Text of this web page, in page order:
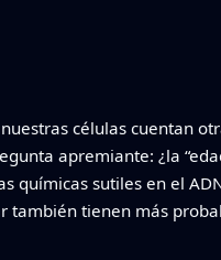
células cuentan
apremiante: ¿la
químicas sutiles en el
también tienen más